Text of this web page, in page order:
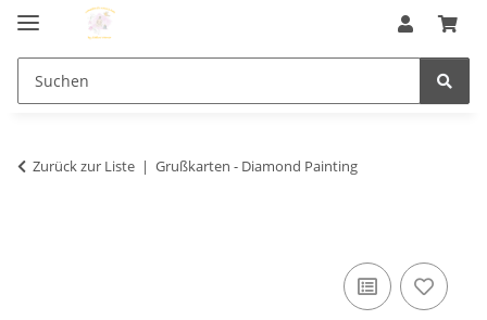
Zurück zur Liste Grußkarten - Diamond Painting